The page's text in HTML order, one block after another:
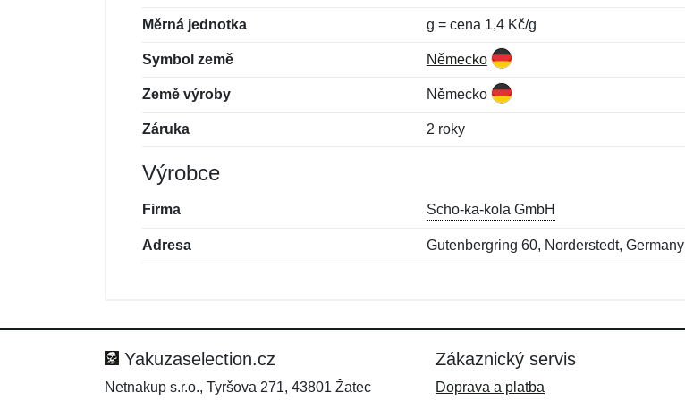
Měrná jednotka g = cena 1,4 Kč/g
Symbol země Německo
Země výroby Německo
Záruka 2 roky
Výrobce
Firma Scho-ka-kola GmbH
Adresa Gutenbergring 60, Norderstedt, Germany
Yakuzaselection.cz
Netnakup s.r.o., Tyršova 271, 43801 Žatec
Zákaznický servis
Doprava a platba